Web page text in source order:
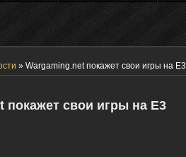
» Wargaming.net покажет свои игры на E3
покажет свои игры на E3